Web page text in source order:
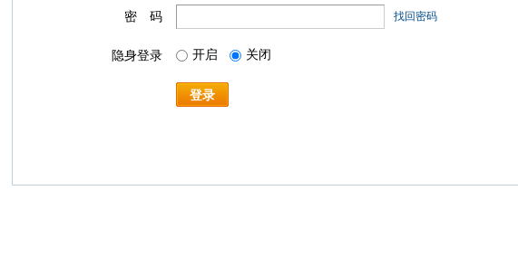
密 码 找回密码
隐身登录 开启 关闭
登录